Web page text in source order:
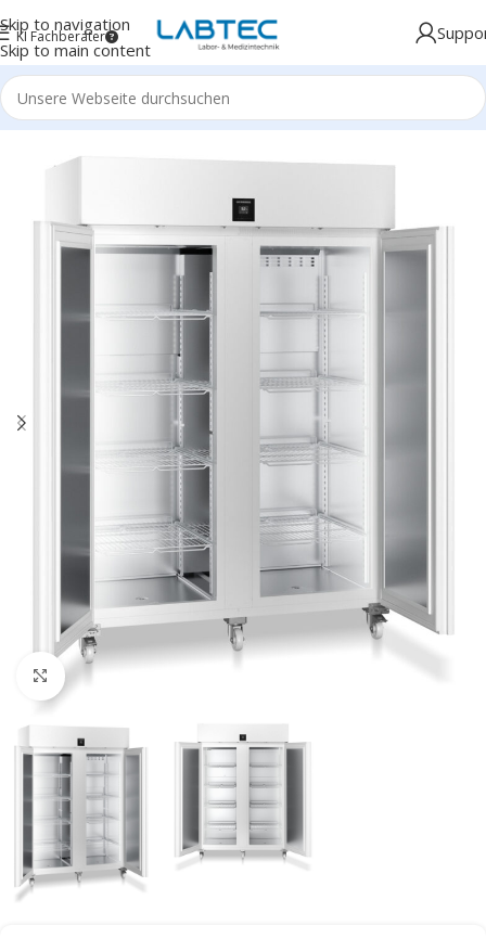
Skip to navigation
Skip to main content
KI Fachberater
Click to enlarge